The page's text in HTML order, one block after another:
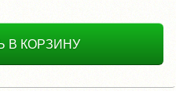
В КОРЗИНУ